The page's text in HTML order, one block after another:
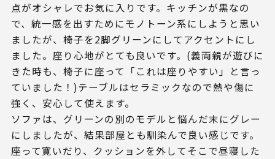
点がオシャレでお気に入りです。キッチンが黒なの
で、統一感を出すためにモノトーン系にしようと思い
ましたが、椅子を2脚グリーンにしてアクセントにし
ました。座り心地がとても良いです。(義両親が遊びに
きた時も、椅子に座って「これは座りやすい」と言っ
ていました！)テーブルはセラミックなので熱や傷に
強く、安心して使えます。
ソファは、グリーンの別のモデルと悩んだ末にグレー
にしましたが、結果部屋とも馴染んで良い感じです。
座って寛いだり、クッションを外してそこで昼寝した